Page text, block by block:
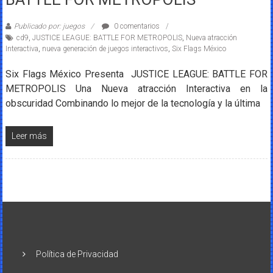
Publicado por: juegos
0 comentarios
cd9, JUSTICE LEAGUE: BATTLE FOR METROPOLIS, Nueva atracción
Interactiva, nueva generación de juegos interactivos, Six Flags México
Six Flags México Presenta JUSTICE LEAGUE: BATTLE FOR
METROPOLIS Una Nueva atracción Interactiva en la
obscuridad Combinando lo mejor de la tecnología y la última
Leer más
Política de Privacidad